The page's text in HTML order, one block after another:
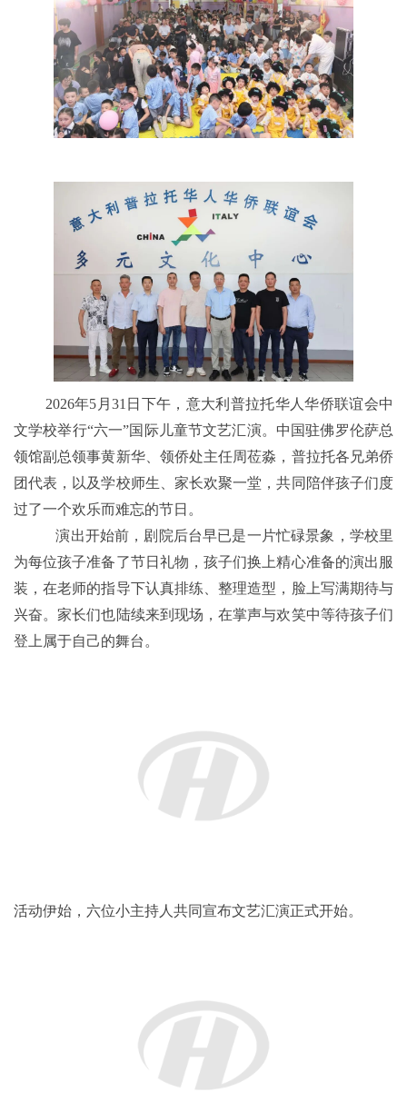
2026年5月31日下午，意大利普拉托华人华侨联谊会中
文学校举行“六一”国际儿童节文艺汇演。中国驻佛罗伦萨总
领馆副总领事黄新华、领侨处主任周莅淼，普拉托各兄弟侨
团代表，以及学校师生、家长欢聚一堂，共同陪伴孩子们度
过了一个欢乐而难忘的节日。
演出开始前，剧院后台早已是一片忙碌景象，学校里
为每位孩子准备了节日礼物，孩子们换上精心准备的演出服
装，在老师的指导下认真排练、整理造型，脸上写满期待与
兴奋。家长们也陆续来到现场，在掌声与欢笑中等待孩子们